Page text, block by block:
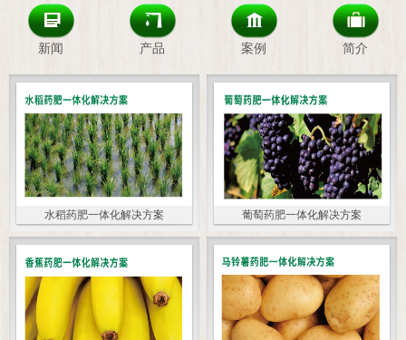
新闻 产品 案例 简介
水稻药肥一体化解决方案 葡萄药肥一体化解决方案